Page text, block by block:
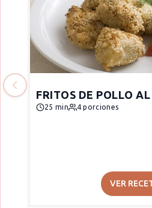
FRITOS DE POLLO
25 min 4 porciones
VER